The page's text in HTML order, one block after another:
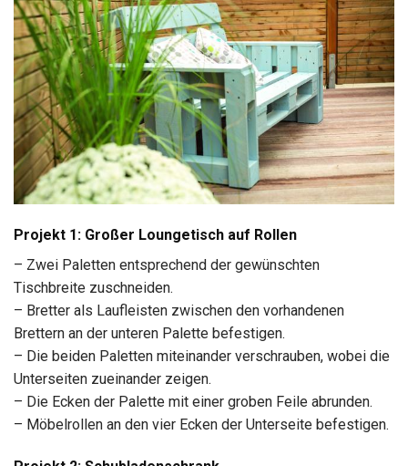
Projekt 1: Großer Loungetisch auf Rollen
– Zwei Paletten entsprechend der gewünschten
Tischbreite zuschneiden.
– Bretter als Laufleisten zwischen den vorhandenen
Brettern an der unteren Palette befestigen.
– Die beiden Paletten miteinander verschrauben, wobei die
Unterseiten zueinander zeigen.
– Die Ecken der Palette mit einer groben Feile abrunden.
– Möbelrollen an den vier Ecken der Unterseite befestigen.